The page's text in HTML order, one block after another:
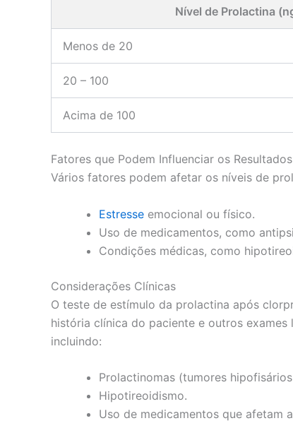
Nível de Prolactina
Menos de 20
20 – 100
Acima de 100
Fatores que Podem Influenciar os Resultados
Vários fatores podem afetar os níveis de
Estresse emocional ou físico.
Uso de medicamentos, como
Condições médicas, como
Considerações Clínicas
O teste de estímulo da prolactina após
história clínica do paciente e outros
incluindo:
Prolactinomas (tumores
Hipotireoidismo.
Uso de medicamentos que afetam